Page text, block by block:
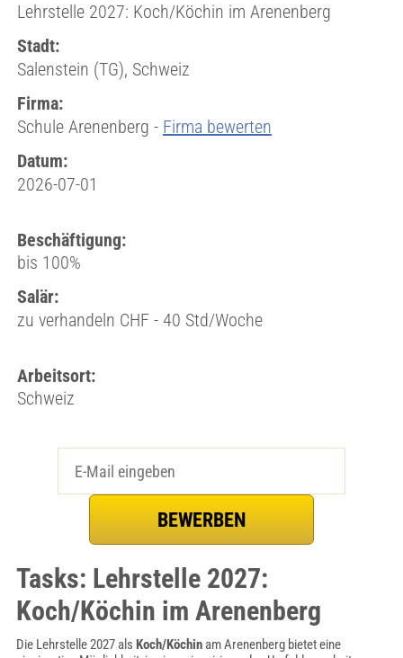
Lehrstelle 2027: Koch/Köchin im Arenenberg
Stadt:
Salenstein (TG), Schweiz
Firma:
Schule Arenenberg - Firma bewerten
Datum:
2026-07-01
Beschäftigung:
bis 100%
Salär:
zu verhandeln CHF - 40 Std/Woche
Arbeitsort:
Schweiz
Tasks: Lehrstelle 2027:
Koch/Köchin im Arenenberg
Die Lehrstelle 2027 als Koch/Köchinam Arenenberg bietet eine